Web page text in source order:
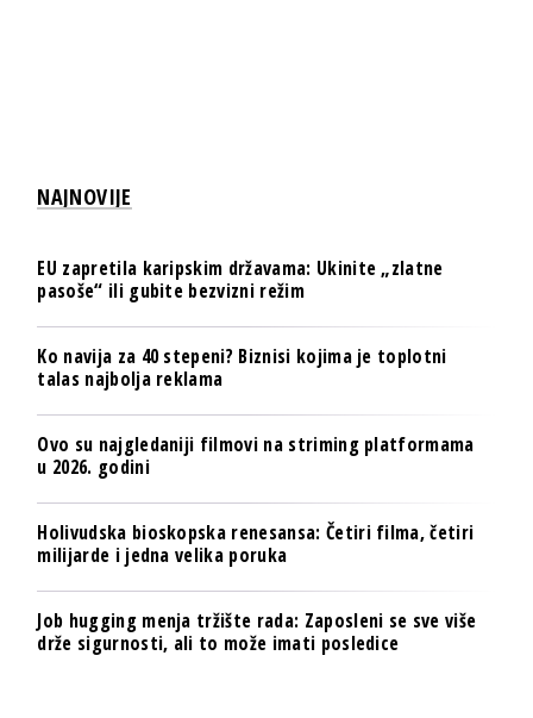
NAJNOVIJE
EU zapretila karipskim državama: Ukinite „zlatne
pasoše“ ili gubite bezvizni režim
Ko navija za 40 stepeni? Biznisi kojima je toplotni
talas najbolja reklama
Ovo su najgledaniji filmovi na striming platformama
u 2026. godini
Holivudska bioskopska renesansa: Četiri filma, četiri
milijarde i jedna velika poruka
Job hugging menja tržište rada: Zaposleni se sve više
drže sigurnosti, ali to može imati posledice